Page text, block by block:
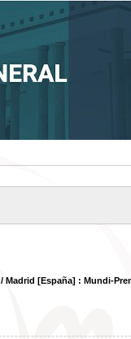
/ Madrid [España] : Mundi-